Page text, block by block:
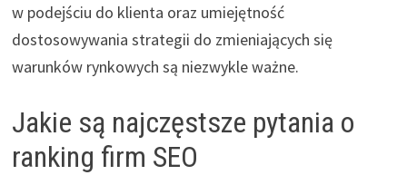
w podejściu do klienta oraz umiejętność
dostosowywania strategii do zmieniających się
warunków rynkowych są niezwykle ważne.
Jakie są najczęstsze pytania o
ranking firm SEO